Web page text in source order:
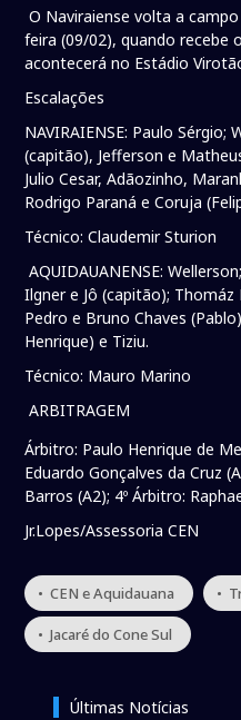
O Naviraiense volta a
feira (09/02), quando recebe
acontecerá no Estádio
Escalações
NAVIRAIENSE: Paulo Sérgio;
(capitão), Jefferson e
Julio Cesar, Adãozinho,
Rodrigo Paraná e Coruja
Técnico: Claudemir Sturion
AQUIDAUANENSE:
Ilgner e Jô (capitão);
Pedro e Bruno Chaves
Henrique) e Tiziu.
Técnico: Mauro Marino
ARBITRAGEM
Árbitro: Paulo Henrique de
Eduardo Gonçalves da Cruz
Barros (A2); 4º Árbitro:
Jr.Lopes/Assessoria CEN
• CEN e Aquidauana •
• Jacaré do Cone Sul
Últimas Notícias